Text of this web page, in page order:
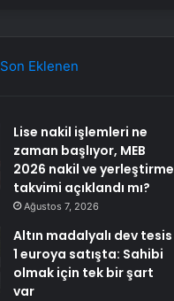
Son Eklenen
Lise nakil işlemleri ne
zaman başlıyor, MEB
2026 nakil ve yerleştirme
takvimi açıklandı mı?
Ağustos 7, 2026
Altın madalyalı dev tesis
1 euroya satışta: Sahibi
olmak için tek bir şart
var